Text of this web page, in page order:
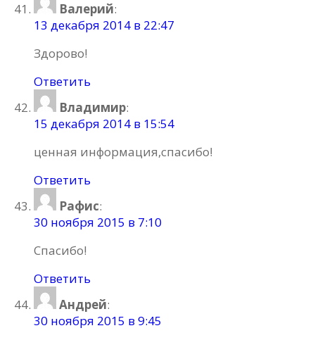
Валерий:
13 декабря 2014 в 22:47
Здорово!
Ответить
Владимир:
15 декабря 2014 в 15:54
ценная информация,спасибо!
Ответить
Рафис:
30 ноября 2015 в 7:10
Спасибо!
Ответить
Андрей:
30 ноября 2015 в 9:45